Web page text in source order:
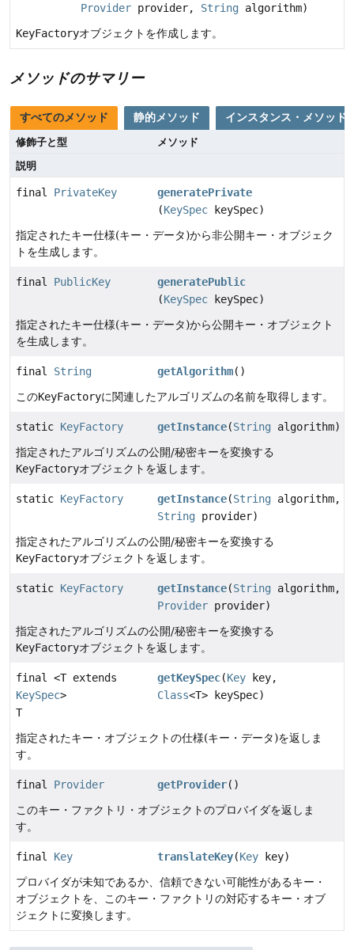
Provider provider, String algorithm)
KeyFactoryオブジェクトを作成します。
メソッドのサマリー
すべてのメソッド 静的メソッド インスタンス・メソッド
修飾子と型
メソッド
説明
final PrivateKey
generatePrivate
(KeySpec keySpec)
指定されたキー仕様(キー・データ)から非公開キー・オブジェク
トを生成します。
final PublicKey
generatePublic
(KeySpec keySpec)
指定されたキー仕様(キー・データ)から公開キー・オブジェクト
を生成します。
final String getAlgorithm()
このKeyFactoryに関連したアルゴリズムの名前を取得します。
static KeyFactory getInstance(String algorithm)
指定されたアルゴリズムの公開/秘密キーを変換する
KeyFactoryオブジェクトを返します。
static KeyFactory getInstance(String algorithm,
String provider)
指定されたアルゴリズムの公開/秘密キーを変換する
KeyFactoryオブジェクトを返します。
static KeyFactory getInstance(String algorithm,
Provider provider)
指定されたアルゴリズムの公開/秘密キーを変換する
KeyFactoryオブジェクトを返します。
final <T extends
KeySpec>
T
getKeySpec(Key key,
Class<T> keySpec)
指定されたキー・オブジェクトの仕様(キー・データ)を返しま
す。
final Provider getProvider()
このキー・ファクトリ・オブジェクトのプロバイダを返しま
す。
final Key translateKey(Key key)
プロバイダが未知であるか、信頼できない可能性があるキー・
オブジェクトを、このキー・ファクトリの対応するキー・オブ
ジェクトに変換します。